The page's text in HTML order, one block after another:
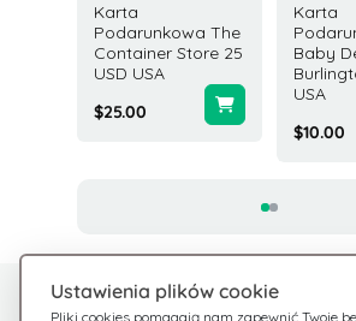
Karta
Podarunkowa The
Container Store 25
USD USA
$25.00
Karta
Baby
USA
$10.00
Ustawienia plików cookie
Pliki cookies pomagają nam zapewnić Twoje